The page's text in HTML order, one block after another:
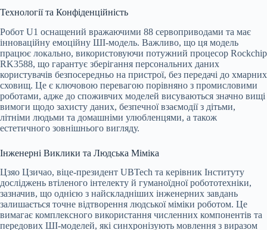
Технології та Конфіденційність
Робот U1 оснащений вражаючими 88 сервоприводами та має
інноваційну емоційну ШІ-модель. Важливо, що ця модель
працює локально, використовуючи потужний процесор Rockchip
RK3588, що гарантує зберігання персональних даних
користувачів безпосередньо на пристрої, без передачі до хмарних
сховищ. Це є ключовою перевагою порівняно з промисловими
роботами, адже до споживчих моделей висуваються значно вищі
вимоги щодо захисту даних, безпечної взаємодії з дітьми,
літніми людьми та домашніми улюбленцями, а також
естетичного зовнішнього вигляду.
Інженерні Виклики та Людська Міміка
Цзяо Цзичао, віце-президент UBTech та керівник Інституту
досліджень втіленого інтелекту й гуманоїдної робототехніки,
зазначив, що однією з найскладніших інженерних завдань
залишається точне відтворення людської міміки роботом. Це
вимагає комплексного використання численних компонентів та
передових ШІ-моделей, які синхронізують мовлення з виразом